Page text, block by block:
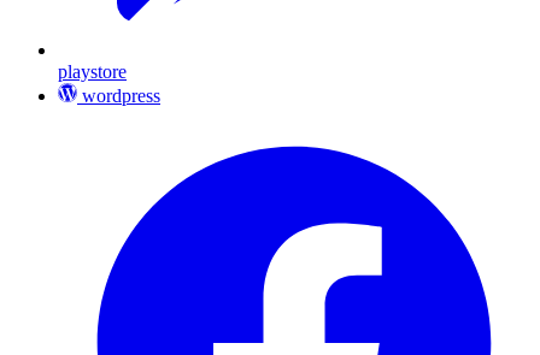
playstore
wordpress